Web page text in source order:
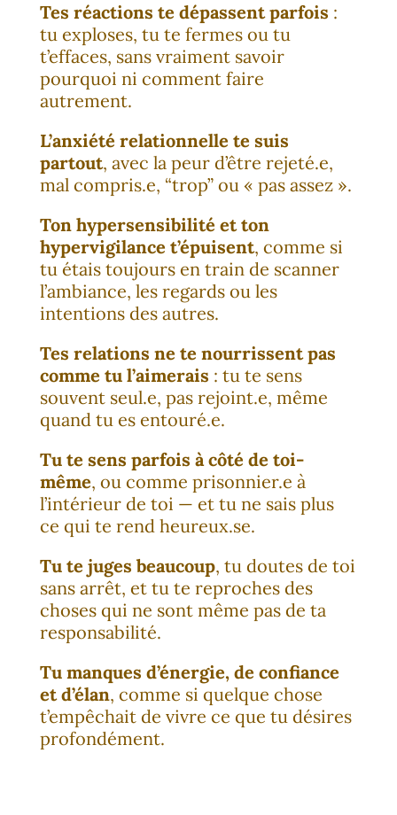
Tes réactions te dépassent parfois :
tu exploses, tu te fermes ou tu
t’effaces, sans vraiment savoir
pourquoi ni comment faire
autrement.
L’anxiété relationnelle te suis
partout, avec la peur d’être rejeté.e,
mal compris.e, “trop” ou « pas assez ».
Ton hypersensibilité et ton
hypervigilance t’épuisent, comme si
tu étais toujours en train de scanner
l’ambiance, les regards ou les
intentions des autres.
Tes relations ne te nourrissent pas
comme tu l’aimerais : tu te sens
souvent seul.e, pas rejoint.e, même
quand tu es entouré.e.
Tu te sens parfois à côté de toi-
même, ou comme prisonnier.e à
l’intérieur de toi — et tu ne sais plus
ce qui te rend heureux.se.
Tu te juges beaucoup, tu doutes de toi
sans arrêt, et tu te reproches des
choses qui ne sont même pas de ta
responsabilité.
Tu manques d’énergie, de confiance
et d’élan, comme si quelque chose
t’empêchait de vivre ce que tu désires
profondément.